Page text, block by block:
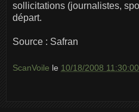
sollicitations (journalistes,
départ.
Source : Safran
ScanVoile le 10/18/2008